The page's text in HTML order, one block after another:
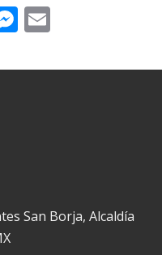
Messenger
San Borja, Alcaldía